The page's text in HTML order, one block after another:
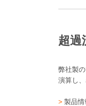
超過
弊社製
演算し
> 製品情